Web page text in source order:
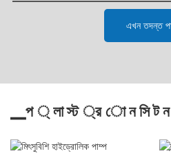
এখন তদন্ত
▁প ্ লা স্ট ্র ো ন সি ট